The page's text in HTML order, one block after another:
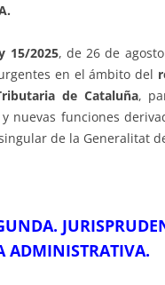
15/2025, de 26 de agosto
en el ámbito del
de Cataluña,
nuevas funciones
de la Generalitat
ADMINISTRATIVA.